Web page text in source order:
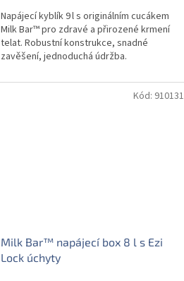
Napájecí kyblík 9 l s originálním cucákem
Milk Bar™ pro zdravé a přirozené krmení
telat. Robustní konstrukce, snadné
zavěšení, jednoduchá údržba.
Milk Bar™ napájecí box 8 l s Ezi
Lock úchyty
Kód: 910131